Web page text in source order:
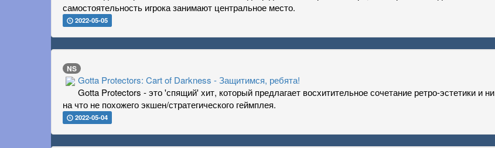
самостоятельность игрока занимают центральное место.
2022-05-05
NS
Gotta Protectors: Cart of Darkness - Защитимся, ребята!
Gotta Protectors - это 'спящий' хит, который предлагает восхитительное сочетание ретро-эстетики и ни
на что не похожего экшен/стратегического геймплея.
2022-05-04